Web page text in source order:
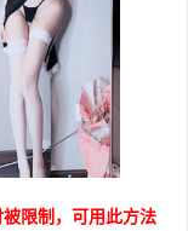
限制，可用此方法